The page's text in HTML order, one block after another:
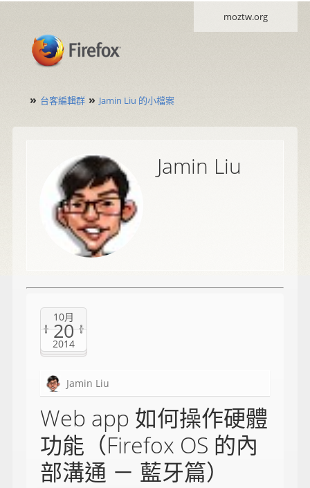
moztw.org
» 台客編輯群 » Jamin Liu 的小檔案
Jamin Liu
10月
20
2014
Jamin Liu
Web app 如何操作硬體
功能（Firefox OS 的內
部溝通 － 藍牙篇）